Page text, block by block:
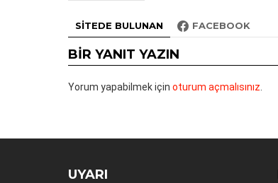
SITEDE BULUNAN FACEBOOK
BIR YANIT YAZIN
Yorum yapabilmek için oturum açmalısınız
UYARI